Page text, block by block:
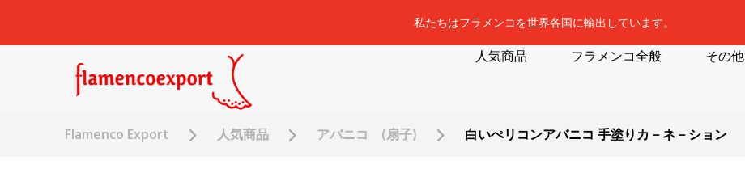
私たちはフラメンコを世界各国に輸出しています。
人気商品 フラメンコ全般 その他
Flamenco Export 人気商品 アバニコ (扇子) 白いぺリコンアバニコ 手塗りカ－ネ－ション